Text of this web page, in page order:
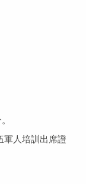
軍人培訓出席證